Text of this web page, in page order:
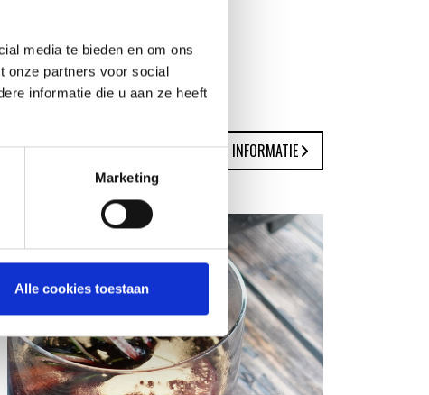
media te bieden en om ons
onze partners voor social
informatie die u aan ze heeft
Marketing
Alle cookies toestaan
MEER INFORMATIE